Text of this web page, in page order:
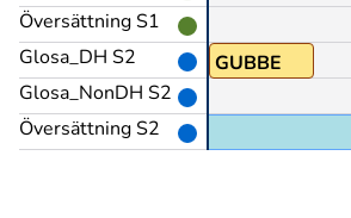
Översättning S1
Glosa_DH S2
Glosa_NonDH S2
Översättning S2
man@& EN GUBBE